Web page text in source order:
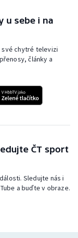
u sebe i na
své chytré televizi
články a
ČT sport
Sledujte nás i
a buďte v obraze.